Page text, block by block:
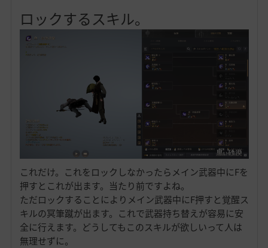
ロックするスキル。
これだけ。これをロックしなかったらメイン武器中にFを
押すとこれが出ます。当たり前ですよね。
ただロックすることによりメイン武器中にF押すと覚醒ス
キルの冥筆蹴が出ます。これで武器持ち替えが容易に安
全に行えます。どうしてもこのスキルが欲しいって人は
無理せずに。